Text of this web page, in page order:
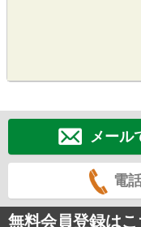
メール
電
無料会員登録はこ